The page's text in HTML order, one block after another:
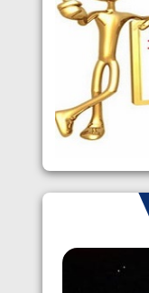
1405/05/07
1405/05/06